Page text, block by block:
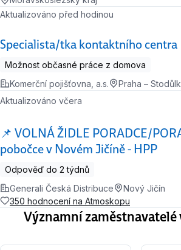
Specialista/tka kontaktního centra
Aktualizováno před hodinou
Možnost občasné práce z domova
Komerční pojišťovna, a.s.
Praha –
📌 VOLNÁ ŽIDLE PORADCE/
pobočce v Novém Jičíně - HPP
Aktualizováno včera
Odpověď do 2 týdnů
Generali Česká Distribuce
Nový Jičín
350 hodnocení na Atmoskopu
Významní zaměstnavatelé